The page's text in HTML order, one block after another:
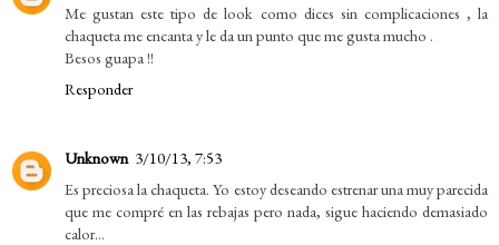
Me gustan este tipo de look como dices sin complicaciones , la
chaqueta me encanta y le da un punto que me gusta mucho .
Besos guapa !!
Responder
Unknown 3/10/13, 7:53
Es preciosa la chaqueta. Yo estoy deseando estrenar una muy parecida
que me compré en las rebajas pero nada, sigue haciendo demasiado
calor...